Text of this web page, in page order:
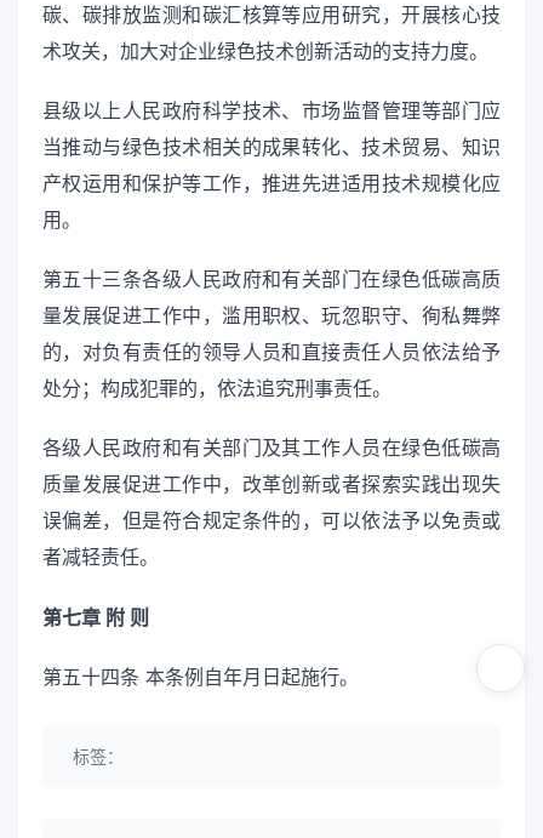
碳、碳排放监测和碳汇核算等应用研究，开展核心技
术攻关，加大对企业绿色技术创新活动的支持力度。
县级以上人民政府科学技术、市场监督管理等部门应
当推动与绿色技术相关的成果转化、技术贸易、知识
产权运用和保护等工作，推进先进适用技术规模化应
用。
第五十三条各级人民政府和有关部门在绿色低碳高质
量发展促进工作中，滥用职权、玩忽职守、徇私舞弊
的，对负有责任的领导人员和直接责任人员依法给予
处分；构成犯罪的，依法追究刑事责任。
各级人民政府和有关部门及其工作人员在绿色低碳高
质量发展促进工作中，改革创新或者探索实践出现失
误偏差，但是符合规定条件的，可以依法予以免责或
者减轻责任。
第七章 附 则
第五十四条 本条例自年月日起施行。
标签：